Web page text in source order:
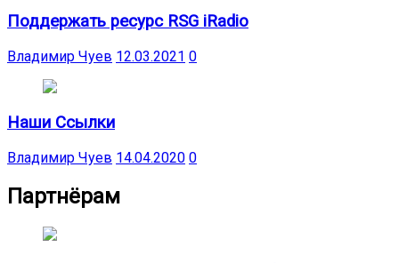
Поддержать ресурс RSG iRadio
Владимир Чуев 12.03.2021 0
Наши Ссылки
Владимир Чуев 14.04.2020 0
Партнёрам